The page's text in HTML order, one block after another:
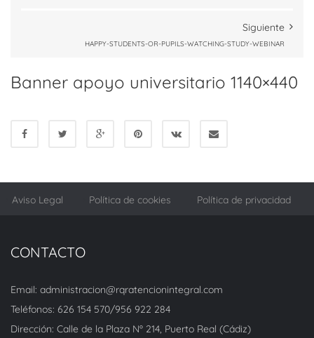
Siguiente
HAPPY-STUDENTS-OR-PUPILS-WATCHING-STUDY-WEBINAR
Banner apoyo universitario 1140×440
Aviso Legal Política de cookies Política de privacidad
CONTACTO
Email: administracion@rqratencionintegral.com
Teléfonos: 626 154 570/956 922 284
Dirección: Calle de la Plaza Nº 214, Puerto Real (Cádiz)